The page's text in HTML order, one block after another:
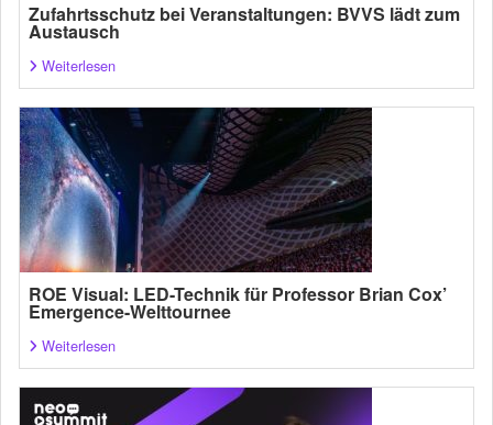
Zufahrtsschutz bei Veranstaltungen: BVVS lädt zum
Austausch
Weiterlesen
ROE Visual: LED-Technik für Professor Brian Cox’
Emergence-Welttournee
Weiterlesen